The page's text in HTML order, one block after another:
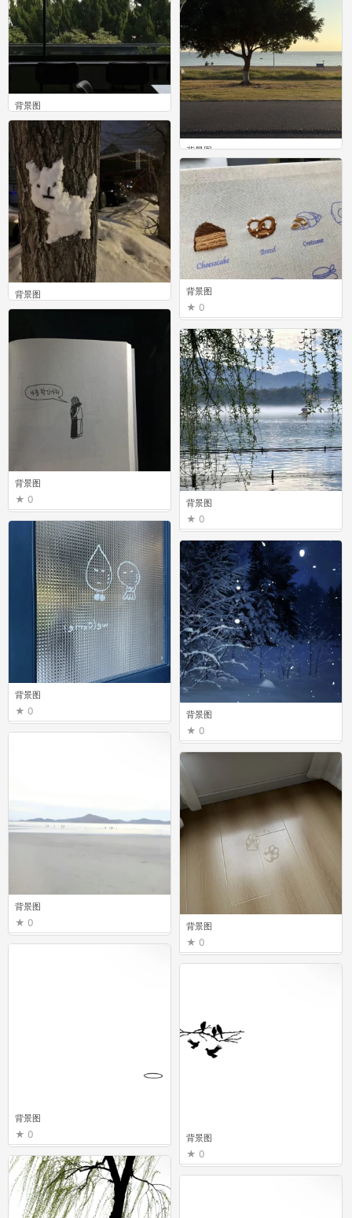
背景图
0
背景图
0
背景图
0
背景图
0
背景图
0
背景图
0
背景图
0
背景图
0
背景图
0 背景图
0
背景图
0
背景图
0